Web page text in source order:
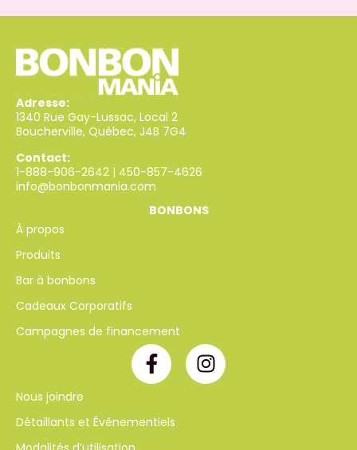
Adresse:
1340 Rue Gay-Lussac, Local 2
Boucherville, Québec, J4B 7G4
Contact:
1-888-906-2642 | 450-857-4626
info@bonbonmania.com
BONBONS
À propos
Produits
Bar à bonbons
Cadeaux Corporatifs
Campagnes de financement
Nous joindre
Détaillants et Événementiels